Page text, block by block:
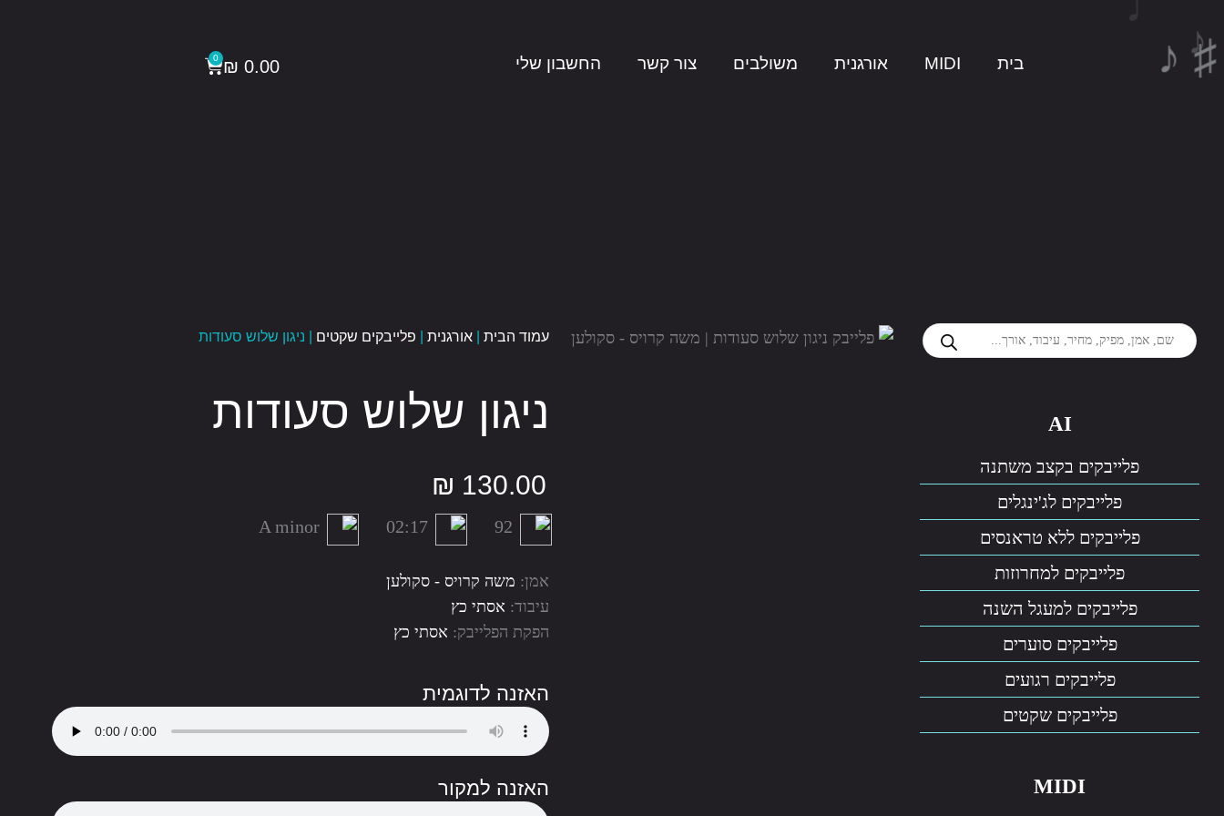
לתוכן
♯
♪
בית MIDI אורגנית משולבים צור קשר החשבון שלי ₪ 0.00
0
עגלת קניות
Products
search
AI
פלייבקים בקצב משתנה
פלייבקים לג'ינגלים
פלייבקים ללא טראנסים
פלייבקים למחרוזות
פלייבקים למעגל השנה
פלייבקים סוערים
פלייבקים רגועים
פלייבקים שקטים
MIDI
עמוד הבית |אורגנית פלייבקים שקטים | ניגון שלוש סעודות
ניגון שלוש סעודות
₪ 130.00
92
02:17
A minor
אמן: משה קרויס - סקולען
עיבוד: אסתי כץ
הפקת הפלייבק: אסתי כץ
האזנה לדוגמית
האזנה למקור